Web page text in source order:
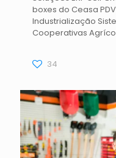
boxes do Ceasa
Industrialização
Cooperativas
34